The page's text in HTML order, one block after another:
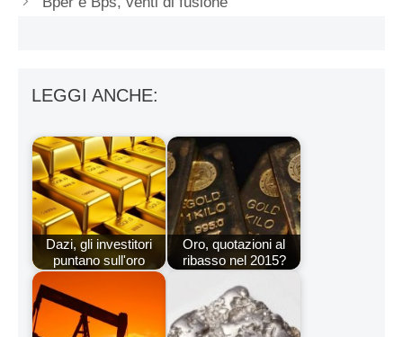
LEGGI ANCHE:
Dazi, gli investitori
puntano sull'oro
Oro, quotazioni al
ribasso nel 2015?